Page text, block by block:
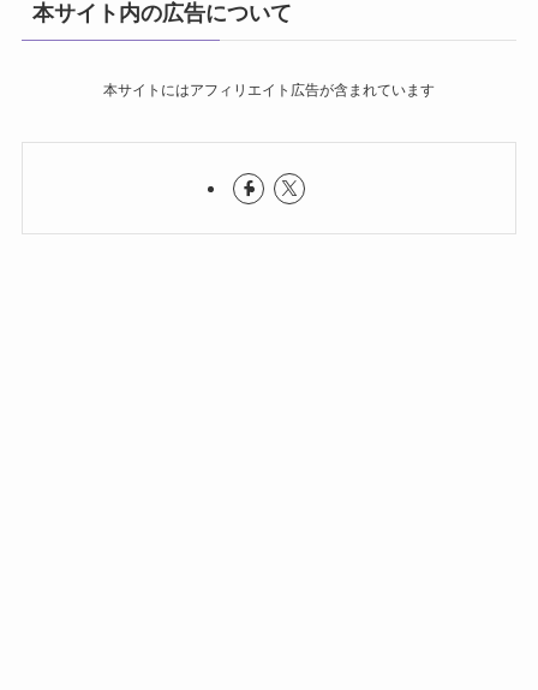
本サイト内の広告について
本サイトにはアフィリエイト広告が含まれています